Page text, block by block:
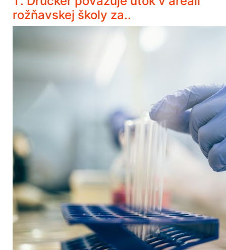
rožňavskej školy za..